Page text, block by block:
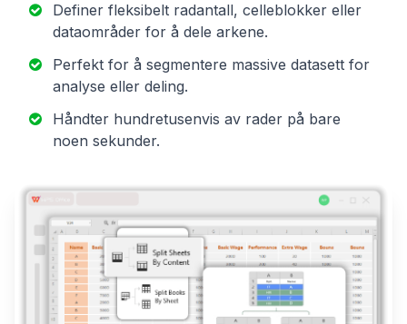
Definer fleksibelt radantall, celleblokker eller
dataområder for å dele arkene.
Perfekt for å segmentere massive datasett for
analyse eller deling.
Håndter hundretusenvis av rader på bare
noen sekunder.